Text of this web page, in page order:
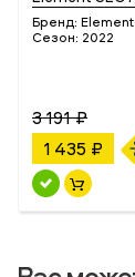
Бренд: Element
Сезон: 2022
3 191 ₽
1 435 ₽